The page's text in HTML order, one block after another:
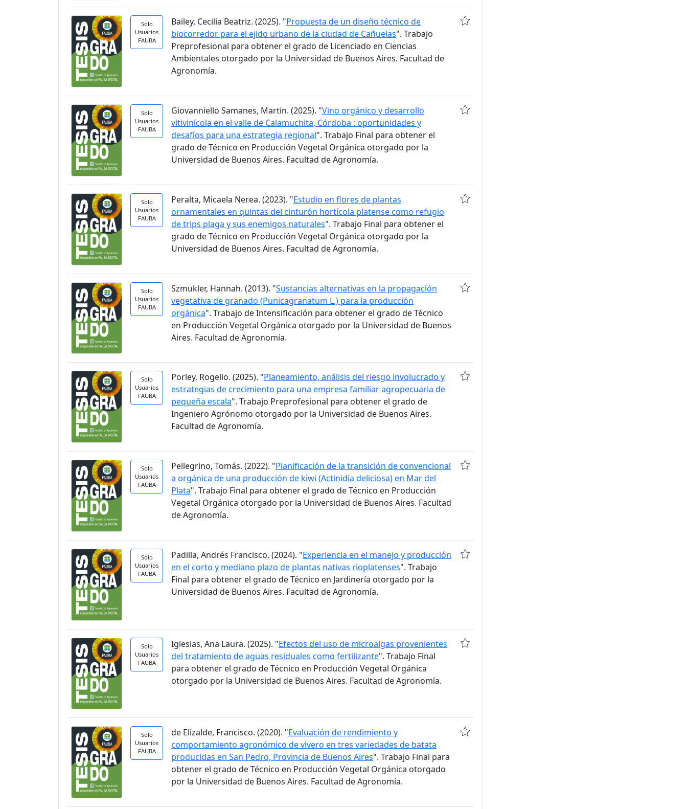
Solo
Usuarios
FAUBA
Bailey, Cecilia Beatriz. (2025). "Propuesta de un diseño técnico de
biocorredor para el ejido urbano de la ciudad de Cañuelas". Trabajo
Preprofesional para obtener el grado de Licenciado en Ciencias
Ambientales otorgado por la Universidad de Buenos Aires. Facultad de
Agronomía.
Solo
Usuarios
FAUBA
Giovanniello Samanes, Martin. (2025). "Vino orgánico y desarrollo
vitivinícola en el valle de Calamuchita, Córdoba : oportunidades y
desafíos para una estrategia regional". Trabajo Final para obtener el
grado de Técnico en Producción Vegetal Orgánica otorgado por la
Universidad de Buenos Aires. Facultad de Agronomía.
Solo
Usuarios
FAUBA
Peralta, Micaela Nerea. (2023). "Estudio en flores de plantas
ornamentales en quintas del cinturón hortícola platense como refugio
de trips plaga y sus enemigos naturales". Trabajo Final para obtener el
grado de Técnico en Producción Vegetal Orgánica otorgado por la
Universidad de Buenos Aires. Facultad de Agronomía.
Solo
Usuarios
FAUBA
Szmukler, Hannah. (2013). "Sustancias alternativas en la propagación
vegetativa de granado (Punicagranatum L.) para la producción
orgánica". Trabajo de Intensificación para obtener el grado de Técnico
en Producción Vegetal Orgánica otorgado por la Universidad de Buenos
Aires. Facultad de Agronomía.
Solo
Usuarios
FAUBA
Porley, Rogelio. (2025). "Planeamiento, análisis del riesgo involucrado y
estrategias de crecimiento para una empresa familiar agropecuaria de
pequeña escala". Trabajo Preprofesional para obtener el grado de
Ingeniero Agrónomo otorgado por la Universidad de Buenos Aires.
Facultad de Agronomía.
Solo
Usuarios
FAUBA
Pellegrino, Tomás. (2022). "Planificación de la transición de convencional
a orgánica de una producción de kiwi (Actinidia deliciosa) en Mar del
Plata". Trabajo Final para obtener el grado de Técnico en Producción
Vegetal Orgánica otorgado por la Universidad de Buenos Aires. Facultad
de Agronomía.
Solo
Usuarios
FAUBA
Padilla, Andrés Francisco. (2024). "Experiencia en el manejo y producción
en el corto y mediano plazo de plantas nativas rioplatenses". Trabajo
Final para obtener el grado de Técnico en Jardinería otorgado por la
Universidad de Buenos Aires. Facultad de Agronomía.
Solo
Usuarios
FAUBA
Iglesias, Ana Laura. (2025). "Efectos del uso de microalgas provenientes
del tratamiento de aguas residuales como fertilizante". Trabajo Final
para obtener el grado de Técnico en Producción Vegetal Orgánica
otorgado por la Universidad de Buenos Aires. Facultad de Agronomía.
Solo
Usuarios
FAUBA
de Elizalde, Francisco. (2020). "Evaluación de rendimiento y
comportamiento agronómico de vivero en tres variedades de batata
producidas en San Pedro, Provincia de Buenos Aires". Trabajo Final para
obtener el grado de Técnico en Producción Vegetal Orgánica otorgado
por la Universidad de Buenos Aires. Facultad de Agronomía.